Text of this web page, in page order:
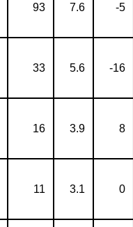
93 7.6 -5
33 5.6 -16
16 3.9 8
11 3.1 0